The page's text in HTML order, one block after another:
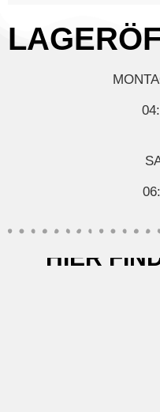
HIER